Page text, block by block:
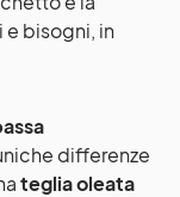
bisogni, in
differenze
teglia oleata